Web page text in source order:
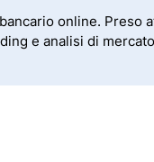
online. Preso
e analisi di